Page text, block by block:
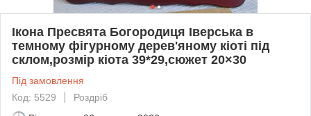
Ікона Пресвята Богородиця Іверська в
темному фігурному дерев'яному кіоті під
склом,розмір кіота 39*29,сюжет 20×30
Під замовлення
Код: 5529
Роздріб